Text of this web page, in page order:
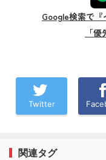
Google検索で
「
Twitter
関連タグ